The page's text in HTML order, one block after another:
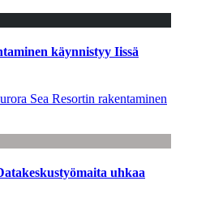
käynnistyy Iissä
Sea Resortin rakentaminen
uhkaa